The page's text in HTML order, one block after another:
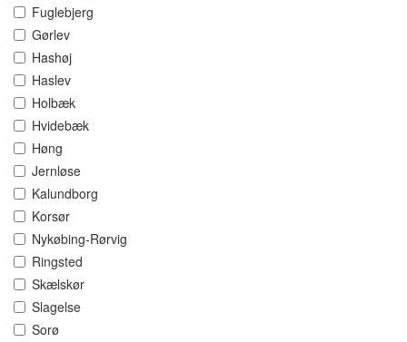
Fuglebjerg
Gørlev
Hashøj
Haslev
Holbæk
Hvidebæk
Høng
Jernløse
Kalundborg
Korsør
Nykøbing-Rørvig
Ringsted
Skælskør
Slagelse
Sorø